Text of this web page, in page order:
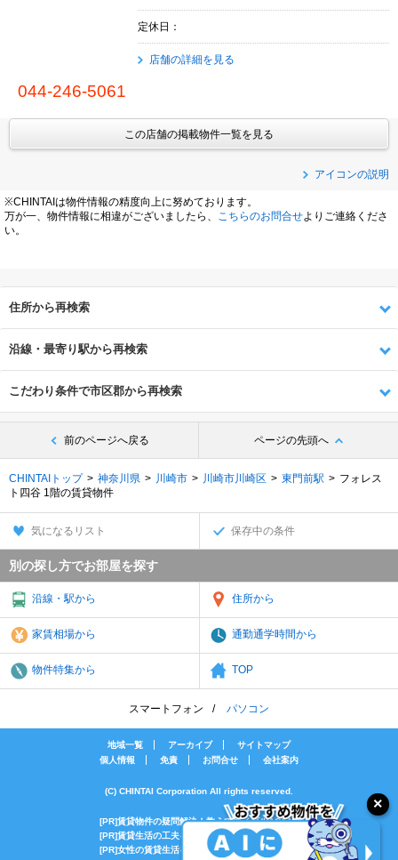
定休日：
店舗の詳細を見る
044-246-5061
この店舗の掲載物件一覧を見る
アイコンの説明
※CHINTAIは物件情報の精度向上に努めております。
万が一、物件情報に相違がございましたら、
こちらのお問合せよりご連絡くださ
い。
住所から再検索
沿線・最寄り駅から再検索
こだわり条件で市区郡から再検索
前のページへ戻る ページの先頭へ
CHINTAIトップ 神奈川県 川崎市 川崎市川崎区 東門前駅
フォレス
ト四谷 1階の賃貸物件
気になるリスト 保存中の条件
別の探し方でお部屋を探す
沿線・駅から 住所から
家賃相場から 通勤通学時間から
物件特集から TOP
スマートフォン パソコン
地域一覧 アーカイブ
サイトマップ
個人情報
免責 お問合せ 会社案内
(C) CHINTAI Corporation All rights reserved.
[PR]賃貸物件の疑問解決！教えてエイブルAGENT
[PR]賃貸生活の工夫を紹介！CHINTAI情報局
[PR]女性の賃貸生活を応援！Woman.CHINTAI